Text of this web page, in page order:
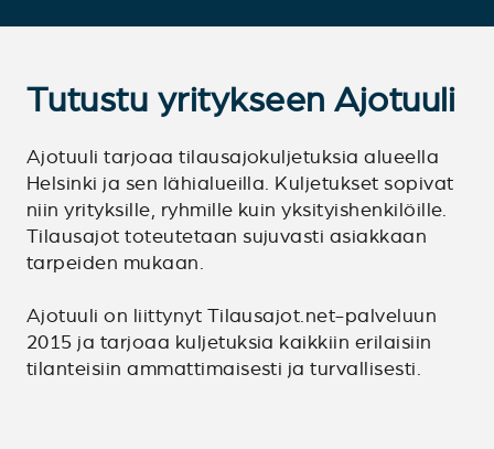
Tutustu yritykseen Ajotuuli
Ajotuuli tarjoaa tilausajokuljetuksia alueella
Helsinki ja sen lähialueilla. Kuljetukset sopivat
niin yrityksille, ryhmille kuin yksityishenkilöille.
Tilausajot toteutetaan sujuvasti asiakkaan
tarpeiden mukaan.
Ajotuuli on liittynyt Tilausajot.net-palveluun
2015 ja tarjoaa kuljetuksia kaikkiin erilaisiin
tilanteisiin ammattimaisesti ja turvallisesti.